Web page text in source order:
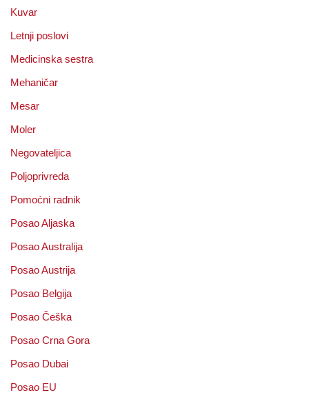
Kuvar
Letnji poslovi
Medicinska sestra
Mehaničar
Mesar
Moler
Negovateljica
Poljoprivreda
Pomoćni radnik
Posao Aljaska
Posao Australija
Posao Austrija
Posao Belgija
Posao Češka
Posao Crna Gora
Posao Dubai
Posao EU